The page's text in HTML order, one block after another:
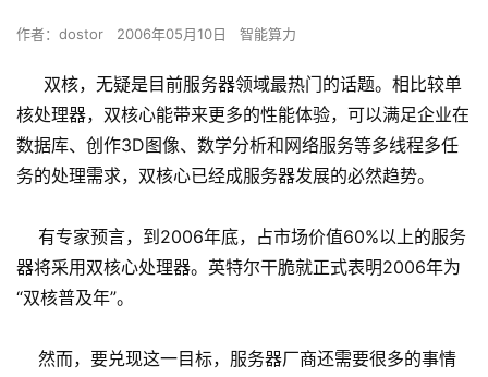
作者： dostor 2006年05月10日 智能算力
双核，无疑是目前服务器领域最热门的话题。相比较单
核处理器，双核心能带来更多的性能体验，可以满足企业在
数据库、创作3D图像、数学分析和网络服务等多线程多任
务的处理需求，双核心已经成服务器发展的必然趋势。
有专家预言，到2006年底，占市场价值60%以上的服务
器将采用双核心处理器。英特尔干脆就正式表明2006年为
“双核普及年”。
然而，要兑现这一目标，服务器厂商还需要很多的事情